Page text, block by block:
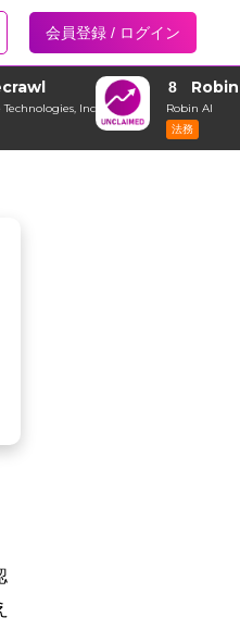
会員登録 / ログイン
Technologies, Inc
8
Robin AI
法務